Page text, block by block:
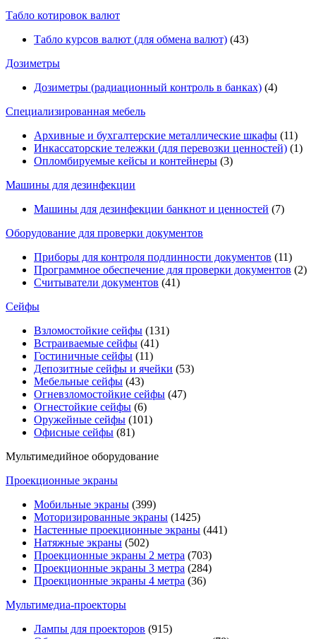
Табло котировок валют
Табло курсов валют (для обмена валют) (43)
Дозиметры
Дозиметры (радиационный контроль в банках) (4)
Специализированная мебель
Архивные и бухгалтерские металлические шкафы (11)
Инкассаторские тележки (для перевозки ценностей) (1)
Опломбируемые кейсы и контейнеры (3)
Машины для дезинфекции
Машины для дезинфекции банкнот и ценностей (7)
Оборудование для проверки документов
Приборы для контроля подлинности документов (11)
Программное обеспечение для проверки документов (2)
Считыватели документов (41)
Сейфы
Взломостойкие сейфы (131)
Встраиваемые сейфы (41)
Гостиничные сейфы (11)
Депозитные сейфы и ячейки (53)
Мебельные сейфы (43)
Огневзломостойкие сейфы (47)
Огнестойкие сейфы (6)
Оружейные сейфы (101)
Офисные сейфы (81)
Мультимедийное оборудование
Проекционные экраны
Мобильные экраны (399)
Моторизированные экраны (1425)
Настенные проекционные экраны (441)
Натяжные экраны (502)
Проекционные экраны 2 метра (703)
Проекционные экраны 3 метра (284)
Проекционные экраны 4 метра (36)
Мультимедиa-проекторы
Лампы для проекторов (915)